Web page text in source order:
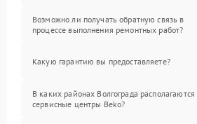
Возможно ли получать обратную связь в
процессе выполнения ремонтных работ?
Какую гарантию вы предоставляете?
В каких районах Волгограда располагаются
сервисные центры Beko?